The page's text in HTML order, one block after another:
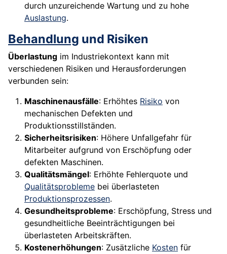
durch unzureichende Wartung und zu hohe
Auslastung.
Behandlung und Risiken
Überlastung im Industriekontext kann mit
verschiedenen Risiken und Herausforderungen
verbunden sein:
Maschinenausfälle: Erhöhtes Risiko von
mechanischen Defekten und
Produktionsstillständen.
Sicherheitsrisiken: Höhere Unfallgefahr für
Mitarbeiter aufgrund von Erschöpfung oder
defekten Maschinen.
Qualitätsmängel: Erhöhte Fehlerquote und
Qualitätsprobleme bei überlasteten
Produktionsprozessen.
Gesundheitsprobleme: Erschöpfung, Stress und
gesundheitliche Beeinträchtigungen bei
überlasteten Arbeitskräften.
Kostenerhöhungen: Zusätzliche Kosten für